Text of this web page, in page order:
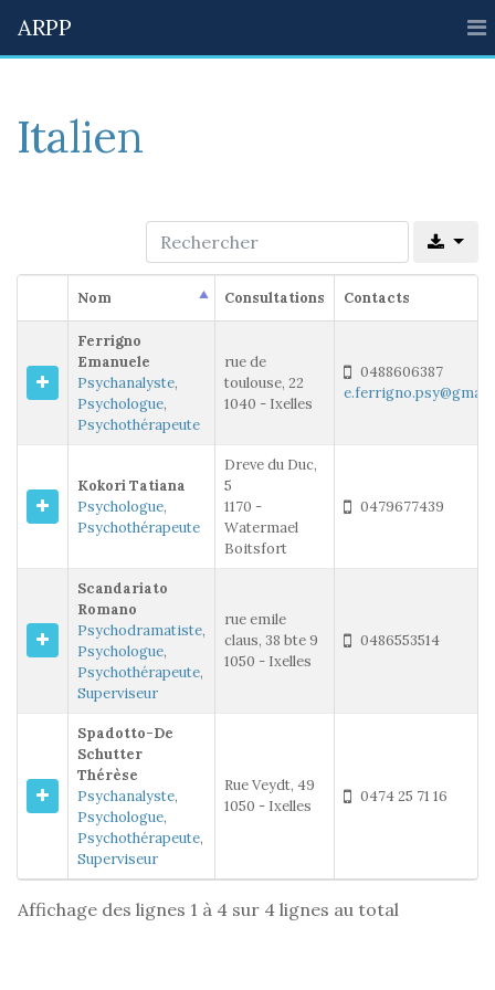
ARPP
Italien
Nom Consultations Contacts
Ferrigno
Emanuele
Psychanalyste,
Psychologue,
Psychothérapeute
rue de
toulouse, 22
1040 - Ixelles
0488606387
Kokori Tatiana
Psychologue,
Psychothérapeute
Dreve du Duc,
5
1170 -
Watermael
Boitsfort
0479677439
Scandariato
Romano
Psychodramatiste,
Psychologue,
Psychothérapeute,
Superviseur
rue emile
claus, 38 bte 9
1050 - Ixelles
0486553514
Spadotto-De
Schutter
Thérèse
Psychanalyste,
Psychologue,
Psychothérapeute,
Superviseur
Rue Veydt, 49
1050 - Ixelles
0474 25 71 16
Affichage des lignes 1 à 4 sur 4 lignes au total